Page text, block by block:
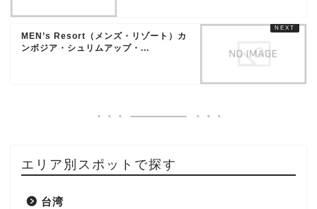
MEN’s Resort（メンズ・リゾート）カ
ンボジア・シュリムアップ・...
エリア別スポットで探す
台湾